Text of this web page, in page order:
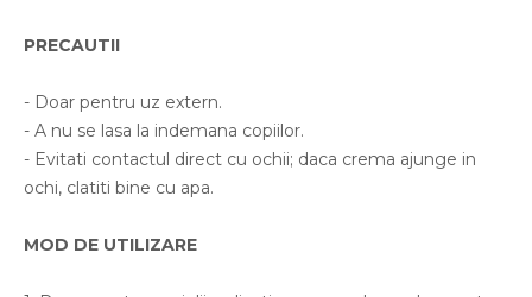
PRECAUTII
- Doar pentru uz extern.
- A nu se lasa la indemana copiilor.
- Evitati contactul direct cu ochii; daca crema ajunge in
ochi, clatiti bine cu apa.
MOD DE UTILIZARE